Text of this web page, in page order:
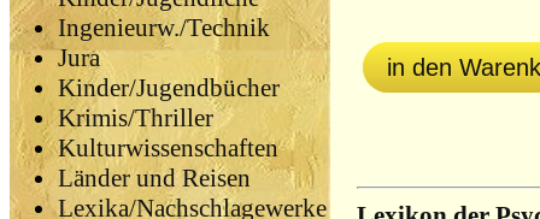
Ingenieurw./Technik
Jura
Kinder/Jugendbücher
Krimis/Thriller
Kulturwissenschaften
Länder und Reisen
Lexika/Nachschlagewerke
in den